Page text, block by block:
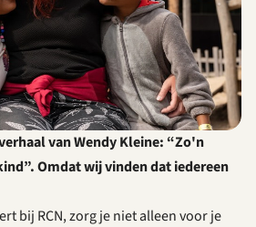
van Wendy Kleine: “Zo'n
Omdat wij vinden dat iedereen
bij RCN, zorg je niet alleen voor je